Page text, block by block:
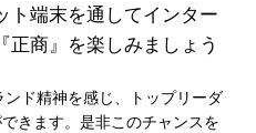
ト端末を通してインター
正商』を楽しみましょう
ド精神を感じ、トップリーダ
きます。是非このチャンスを